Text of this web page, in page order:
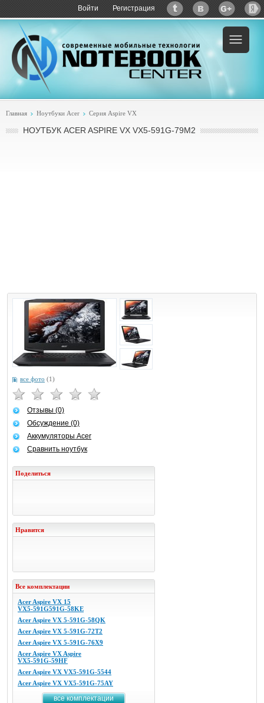
Войти Регистрация
Пример:купить Acer Aspire VX VX5-591G-79M2
Главная Ноутбуки Acer Серия Aspire VX
НОУТБУК ACER ASPIRE VX VX5-591G-79M2
все фото (1)
Отзывы (0)
Обсуждение (0)
Аккумуляторы Acer
Сравнить ноутбук
Поделиться
Нравится
Все комплектации
Acer Aspire VX 15
VX5-591G591G-58KE
Acer Aspire VX 5-591G-58QK
Acer Aspire VX 5-591G-72T2
Acer Aspire VX 5-591G-76X9
Acer Aspire VX Aspire
VX5-591G-59HF
Acer Aspire VX VX5-591G-5544
Acer Aspire VX VX5-591G-75AY
все комплектации